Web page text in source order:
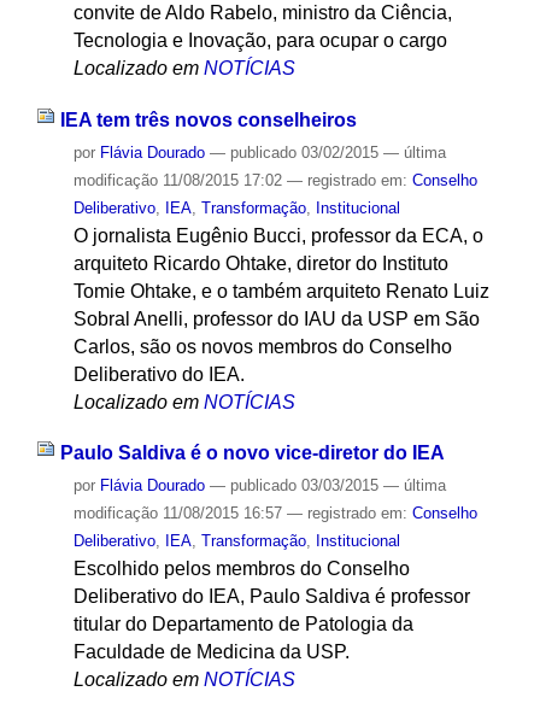
convite de Aldo Rabelo, ministro da Ciência,
Tecnologia e Inovação, para ocupar o cargo
Localizado em NOTÍCIAS
IEA tem três novos conselheiros
por Flávia Dourado — publicado03/02/2015 — última
modificação11/08/2015 17:02 — registrado em: Conselho
Deliberativo, IEA, Transformação, Institucional
O jornalista Eugênio Bucci, professor da ECA, o
arquiteto Ricardo Ohtake, diretor do Instituto
Tomie Ohtake, e o também arquiteto Renato Luiz
Sobral Anelli, professor do IAU da USP em São
Carlos, são os novos membros do Conselho
Deliberativo do IEA.
Localizado em NOTÍCIAS
Paulo Saldiva é o novo vice-diretor do IEA
por Flávia Dourado — publicado03/03/2015 — última
modificação11/08/2015 16:57 — registrado em: Conselho
Deliberativo, IEA, Transformação, Institucional
Escolhido pelos membros do Conselho
Deliberativo do IEA, Paulo Saldiva é professor
titular do Departamento de Patologia da
Faculdade de Medicina da USP.
Localizado em NOTÍCIAS